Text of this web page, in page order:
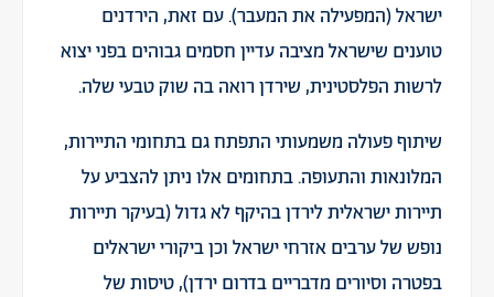
ישראל (המפעילה את המעבר). עם זאת, הירדנים
טוענים שישראל מציבה עדיין חסמים גבוהים בפני יצוא
לרשות הפלסטינית, שירדן רואה בה שוק טבעי שלה.
שיתוף פעולה משמעותי התפתח גם בתחומי התיירות,
המלונאות והתעופה. בתחומים אלו ניתן להצביע על
תיירות ישראלית לירדן בהיקף לא גדול (בעיקר תיירות
נופש של ערבים אזרחי ישראל וכן ביקורי ישראלים
בפטרה וסיורים מדבריים בדרום ירדן), טיסות של